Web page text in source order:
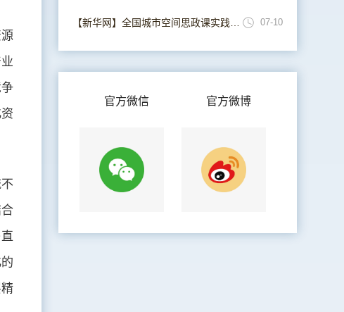
07-10
官方微信 官方微博